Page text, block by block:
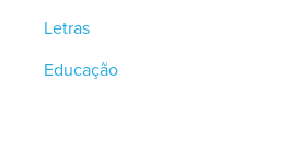
Letras
Educação